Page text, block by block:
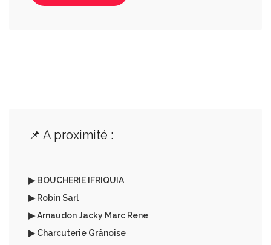
📌 A proximité :
▶ BOUCHERIE IFRIQUIA
▶ Robin Sarl
▶ Arnaudon Jacky Marc Rene
▶ Charcuterie Grânoise